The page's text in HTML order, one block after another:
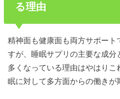
る理由
精神面も健康面も両方サポー
すが、睡眠サプリの主要な成
多くなっている理由はやはり
眠に対して多方面からの働きが